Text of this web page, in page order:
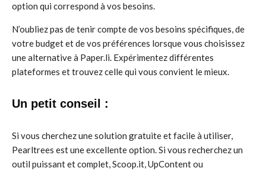
option qui correspond à vos besoins.
N’oubliez pas de tenir compte de vos besoins spécifiques, de
votre budget et de vos préférences lorsque vous choisissez
une alternative à Paper.li. Expérimentez différentes
plateformes et trouvez celle qui vous convient le mieux.
Un petit conseil :
Si vous cherchez une solution gratuite et facile à utiliser,
Pearltrees est une excellente option. Si vous recherchez un
outil puissant et complet, Scoop.it, UpContent ou